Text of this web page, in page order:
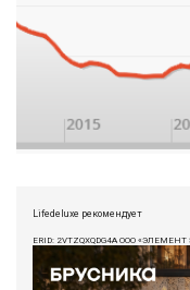
Lifedeluxe рекомендует
ERID: 2VTZQXQDG4A ООО